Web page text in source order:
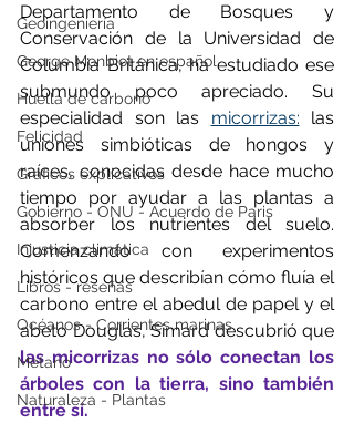
Geoingeniería
George Monbiot en español
Huella de carbono
Felicidad
Gráficos explicativos
Gobierno - ONU - Acuerdo de Paris
Injusticia climática
Libros - reseñas
Océanos - Corrientes marinas
Metano
Naturaleza - Plantas
Departamento de Bosques y
Conservación de la Universidad de
Columbia Británica, ha estudiado ese
submundo poco apreciado. Su
especialidad son las micorrizas: las
uniones simbióticas de hongos y
raíces, conocidas desde hace mucho
tiempo por ayudar a las plantas a
absorber los nutrientes del suelo.
Comenzando con experimentos
históricos que describían cómo fluía el
carbono entre el abedul de papel y el
abeto Douglas, Simard descubrió que
las micorrizas no sólo conectan los
árboles con la tierra, sino también
entre sí.